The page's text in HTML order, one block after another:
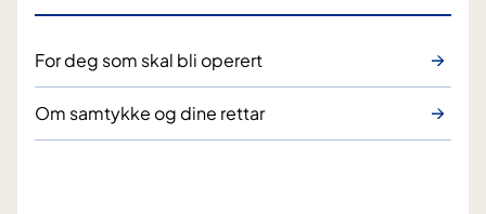
For deg som skal bli operert
Om samtykke og dine rettar